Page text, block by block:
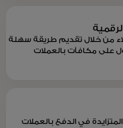
من خلال تقديم طريقة سهلة
على مكافآت بالعملات
في الدفع بالعملات